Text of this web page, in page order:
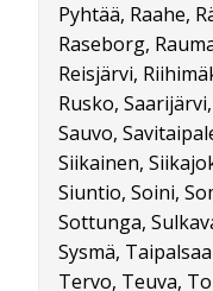
Pyhtää, Raahe,
Raseborg,
Reisjärvi,
Rusko,
Sauvo,
Siikainen,
Siuntio, Soini,
Sottunga,
Sysmä,
Tervo, Teuva,